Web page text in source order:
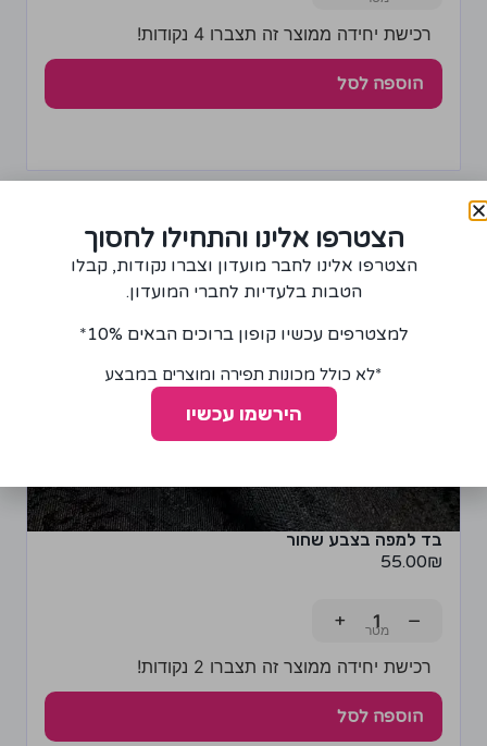
רכישת יחידה ממוצר זה תצברו 4 נקודות!
הוספה לסל
בד למפה בצבע שחור
55.00₪
−
+
רכישת יחידה ממוצר זה תצברו 2 נקודות!
הוספה לסל
הצטרפו אלינו והתחילו לחסוך
הצטרפו אלינו לחבר מועדון וצברו נקודות, קבלו
הטבות בלעדיות לחברי המועדון.
למצטרפים עכשיו קופון ברוכים הבאים 10%*
*לא כולל מכונות תפירה ומוצרים במבצע
הירשמו עכשיו